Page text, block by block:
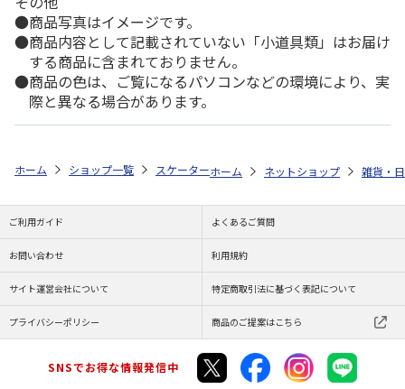
商品写真はイメージです。
商品内容として記載されていない「小道具類」はお届け
する商品に含まれておりません。
商品の色は、ご覧になるパソコンなどの環境により、実
際と異なる場合があります。
ホーム ショップ一覧 スケーター 不織布保冷バッグ クロミ フラワー
ホーム ネットショップ 雑貨・
ご利用ガイド よくあるご質問
お問い合わせ 利用規約
サイト運営会社について 特定商取引法に基づく表記について
プライバシーポリシー 商品のご提案はこちら
SNSでお得な情報発信中